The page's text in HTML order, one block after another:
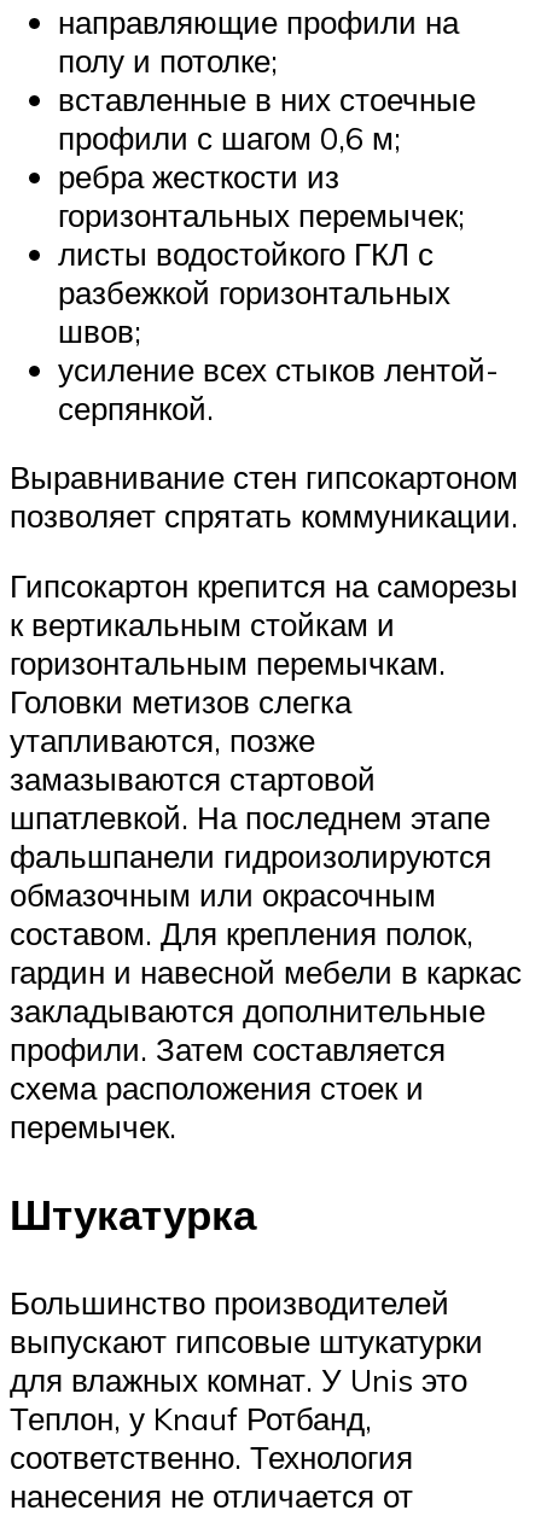
направляющие профили на
полу и потолке;
вставленные в них стоечные
профили с шагом 0,6 м;
ребра жесткости из
горизонтальных перемычек;
листы водостойкого ГКЛ с
разбежкой горизонтальных
швов;
усиление всех стыков лентой-
серпянкой.
Выравнивание стен гипсокартоном
позволяет спрятать коммуникации.
Гипсокартон крепится на саморезы
к вертикальным стойкам и
горизонтальным перемычкам.
Головки метизов слегка
утапливаются, позже
замазываются стартовой
шпатлевкой. На последнем этапе
фальшпанели гидроизолируются
обмазочным или окрасочным
составом. Для крепления полок,
гардин и навесной мебели в каркас
закладываются дополнительные
профили. Затем составляется
схема расположения стоек и
перемычек.
Штукатурка
Большинство производителей
выпускают гипсовые штукатурки
для влажных комнат. У Unis это
Теплон, у Knauf Ротбанд,
соответственно. Технология
нанесения не отличается от